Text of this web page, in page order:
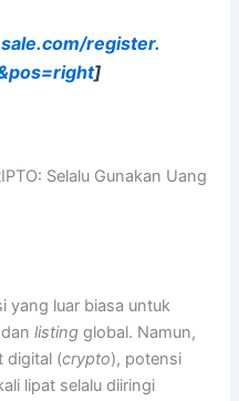
register.
]
Selalu Gunakan Uang
yang luar biasa untuk
danlisting global. Namun,
digital (crypto), potensi
lipat selalu diiringi